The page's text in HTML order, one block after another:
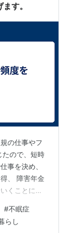
す。
の仕事やフ
たので、短時
事を決め、
、 障害年金
くことにし
で、新しい
の更新頻度
#不眠症
らし